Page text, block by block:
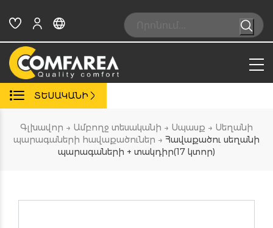
content
Search:
ՏԵՍԱԿԱՆԻ
Գլխավոր → Ամբողջ տեսականի → Սպասք → Սեղանի
պարագաների հավաքածուներ → Հավաքածու սեղանի
պարագաների + տակդիր(17 կտոր)